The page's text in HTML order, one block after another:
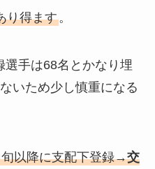
り得ます。
選手は68名とかなり埋
いため少し慎重になる
以降に支配下登録→交